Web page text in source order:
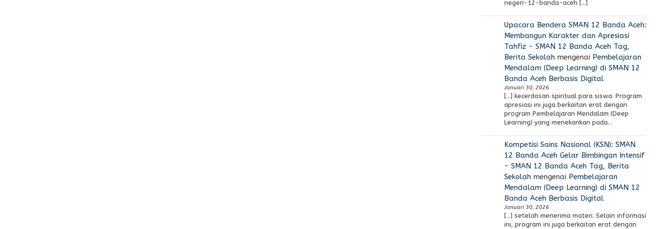
negeri-12-banda-aceh […]
Upacara Bendera SMAN 12 Banda Aceh:
Membangun Karakter dan Apresiasi
Tahfiz - SMAN 12 Banda Aceh Tag,
Berita Sekolahmengenai Pembelajaran
Mendalam (Deep Learning) di SMAN 12
Banda Aceh Berbasis Digital
Januari 30, 2026
[…] kecerdasan spiritual para siswa. Program
apresiasi ini juga berkaitan erat dengan
program Pembelajaran Mendalam (Deep
Learning) yang menekankan pada…
Kompetisi Sains Nasional (KSN): SMAN
12 Banda Aceh Gelar Bimbingan Intensif
- SMAN 12 Banda Aceh Tag, Berita
Sekolahmengenai Pembelajaran
Mendalam (Deep Learning) di SMAN 12
Banda Aceh Berbasis Digital
Januari 30, 2026
[…] setelah menerima materi. Selain informasi
ini, program ini juga berkaitan erat dengan